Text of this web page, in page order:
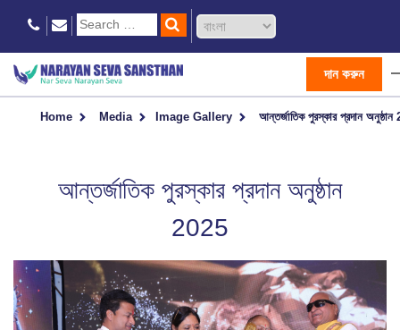
দান করুন
Home Media Image Gallery আন্তর্জাতিক পুরস্কার প্রদান
আন্তর্জাতিক পুরস্কার প্রদান অনুষ্ঠান
2025